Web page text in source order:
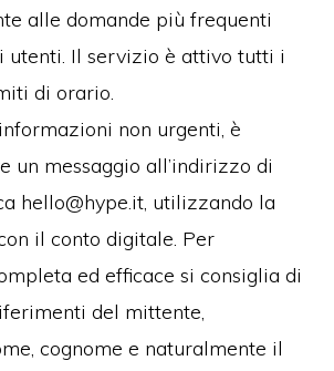
alle domande più frequenti
utenti. Il servizio è attivo tutti i
di orario.
non urgenti, è
un messaggio all’indirizzo di
hello@hype.it, utilizzando la
il conto digitale. Per
ed efficace si consiglia di
del mittente,
cognome e naturalmente il